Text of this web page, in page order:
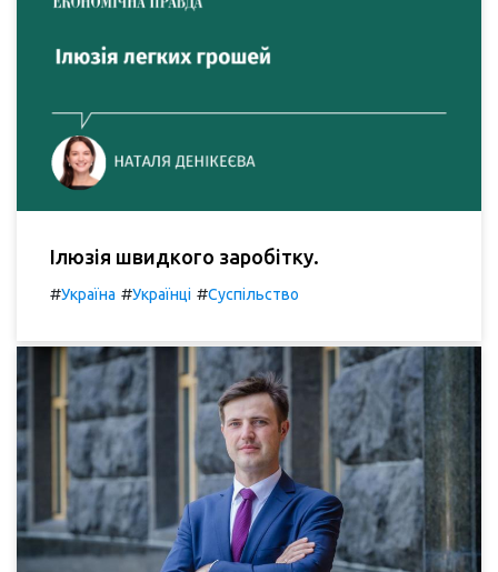
Ілюзія швидкого заробітку.
#Україна #Українці #Суспільство